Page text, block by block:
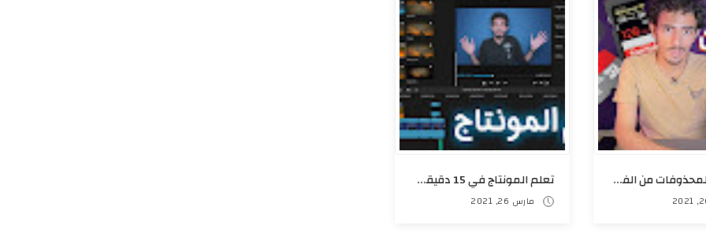
استرجاع المحذوفات من الفلاشة أو الذاكرة بعد الفورمات | مجربة 100% تعلم المونتاج في 15 دقيقة للمبتدئين من الصفر 🎬
مارس 26, 2021